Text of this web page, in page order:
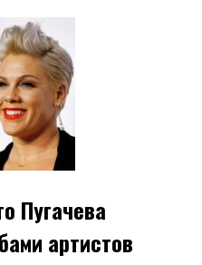
Пугачева
артистов